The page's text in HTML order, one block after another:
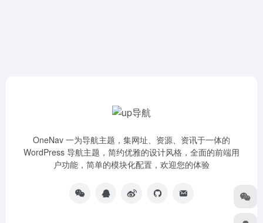
OneNav 一为导航主题，集网址、资源、资讯于一体的
WordPress 导航主题，简约优雅的设计风格，全面的前端用
户功能，简单的模块化配置，欢迎您的体验